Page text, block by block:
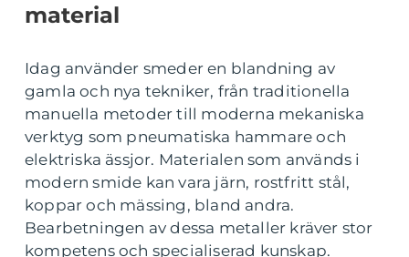
material
Idag använder smeder en blandning av
gamla och nya tekniker, från traditionella
manuella metoder till moderna mekaniska
verktyg som pneumatiska hammare och
elektriska ässjor. Materialen som används i
modern smide kan vara järn, rostfritt stål,
koppar och mässing, bland andra.
Bearbetningen av dessa metaller kräver stor
kompetens och specialiserad kunskap.